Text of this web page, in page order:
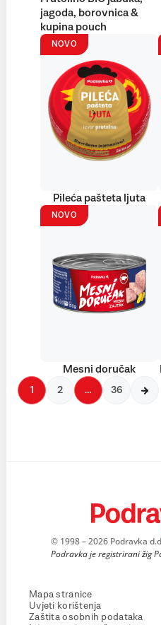
jagoda, borovnica &
kupina pouch
NOVO
Pileća pašteta ljuta
NOVO
Mesni doručak
1 2 … 36
© 1998 – 2026 Podravka
Podravka je registrirani žig
Mapa stranice
Uvjeti korištenja
Zaštita osobnih podataka